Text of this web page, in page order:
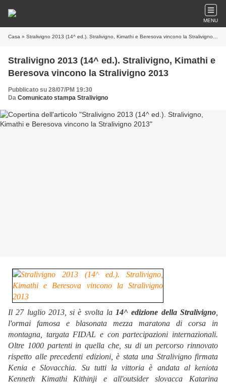
MENU
Casa » Stralivigno 2013 (14^ ed.). Stralivigno, Kimathi e Beresova vincono la Stralivigno 2013
Stralivigno 2013 (14^ ed.). Stralivigno, Kimathi e
Beresova vincono la Stralivigno 2013
Pubblicato su 28/07/PM 19:30
Da Comunicato stampa Stralivigno
Il 27 luglio 2013, si è svolta la 14^ edizione della Stralivigno
l'ormai famosa e blasonata mezza maratona di corsa in
montagna, targata FIDAL e con partecipazioni internazionali.
Oltre 1000 partenti in quella che, su di un percorso rinnovato
rispetto alle precedenti edizioni, è stata una Stralivigno firmata
Kenia e Slovacchia. Su tutti la vittoria è andata al keniota
Kenneth Kimathi Kithinji e all'outsider slovacca Katarina